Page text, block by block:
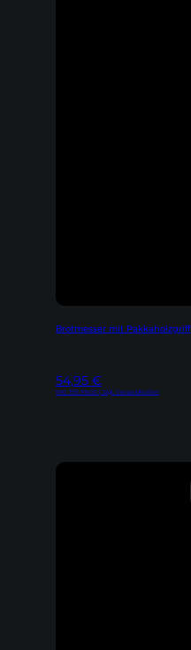
Brotmesser mit Pakkaholzgriff
54,95 €
Inkl. 19% MwSt | zzgl. Versandkosten